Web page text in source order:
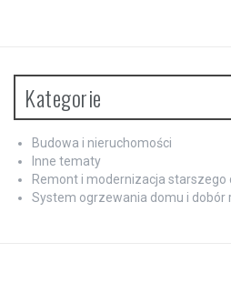
Kategorie
Budowa i nieruchomości
Inne tematy
Remont i modernizacja starszego
System ogrzewania domu i dobór